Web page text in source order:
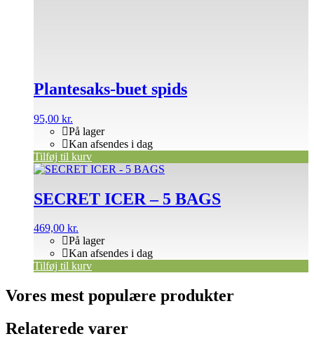
Plantesaks-buet spids
95,00 kr.
På lager
Kan afsendes i dag
Tilføj til kurv
SECRET ICER – 5 BAGS
469,00 kr.
På lager
Kan afsendes i dag
Tilføj til kurv
Vores mest populære produkter
Relaterede varer